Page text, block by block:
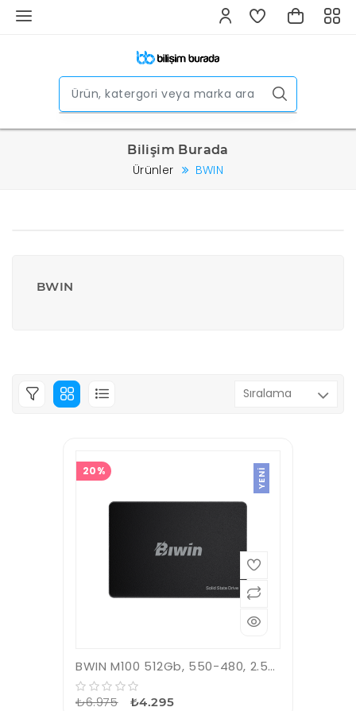
Bilişim Burada
Ürünler BWIN
BWIN
20% YENI
BWIN M100 512Gb, 550-480, 2.5&quot;, SATA3, SSD
₺6.975 ₺4.295